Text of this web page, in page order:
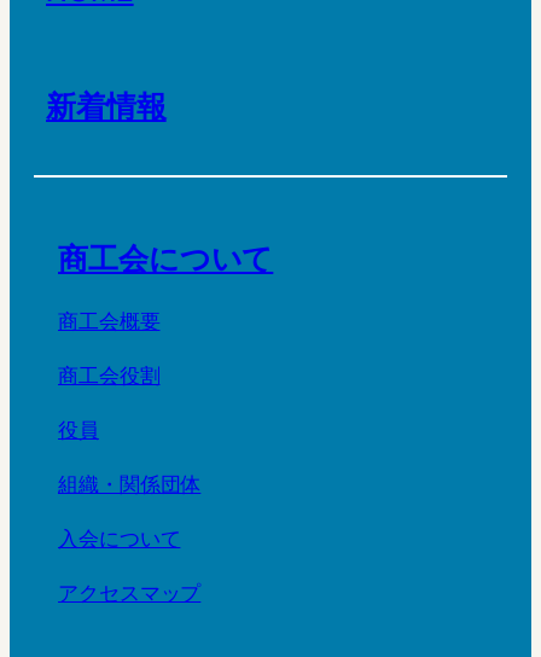
新着情報
商工会について
商工会概要
商工会役割
役員
組織・関係団体
入会について
アクセスマップ